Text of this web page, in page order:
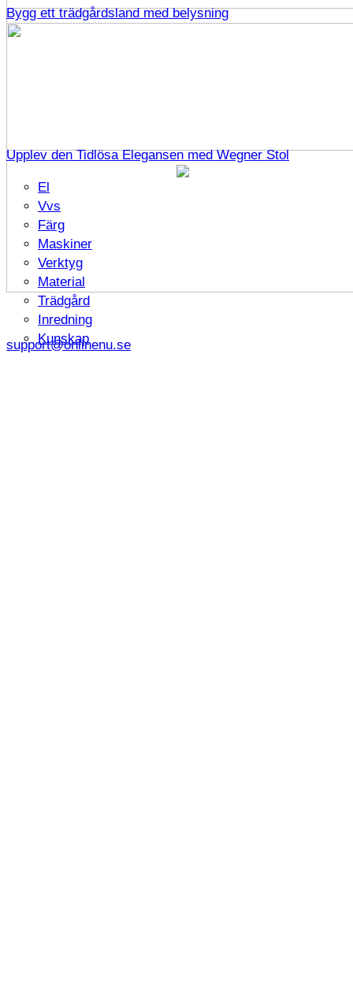
Bygg ett trädgårdsland med belysning
Upplev den Tidlösa Elegansen med Wegner Stol
El
Vvs
Färg
Maskiner
Verktyg
Material
Trädgård
Inredning
Kunskap
support@onlinenu.se